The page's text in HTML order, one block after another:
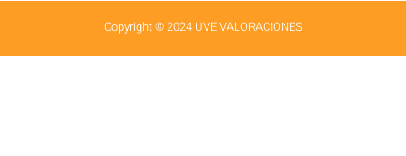
Copyright © 2024 UVE VALORACIONES